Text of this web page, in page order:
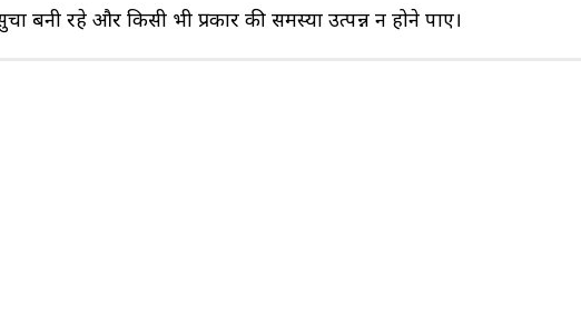
बनी रहे और किसी भी प्रकार की समस्या उत्पन्न न होने पाए।